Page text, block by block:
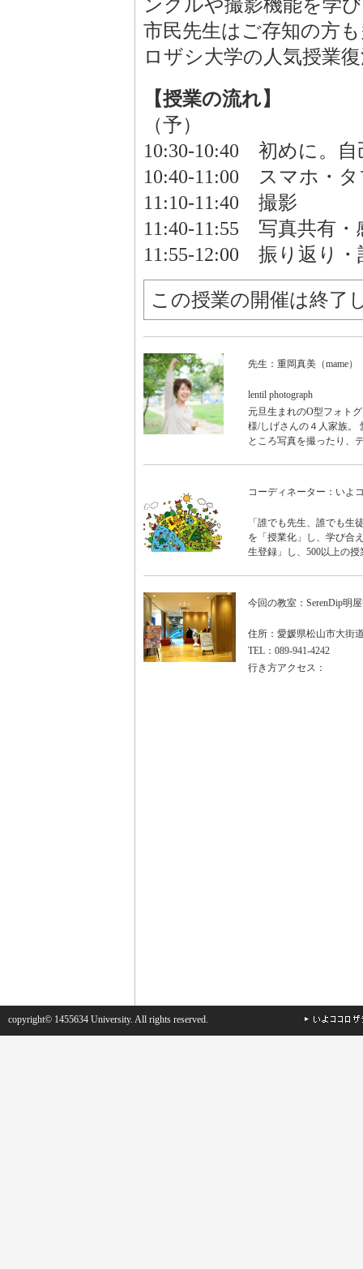
ングルや撮影機能を学
市民先生はご存知の方
ロザシ大学の人気授業
【授業の流れ】
（予）
10:30-10:40 初めに。自
10:40-11:00 スマホ・
11:10-11:40 撮影
11:40-11:55 写真共有・
11:55-12:00 振り返り・
この授業の開催は終了
先生：重岡真美（mame）
lentil photograph
元旦生まれのO型フォト
様/しげさんの４人家族。
ところ写真を撮ったり、
コーディネーター：いよ
「誰でも先生、誰でも
を「授業化」し、学び合
生登録」し、500以上の
今回の教室：SerenDip明
住所：愛媛県松山市大街
TEL：089-941-4242
行き方アクセス：
copyright© 1455634 University. All rights reserved.